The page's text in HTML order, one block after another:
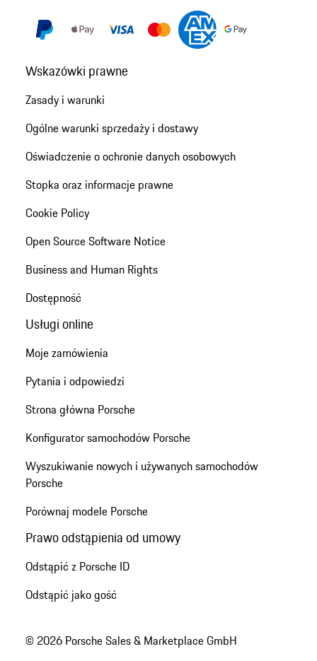
Wskazówki prawne
Zasady i warunki
Ogólne warunki sprzedaży i dostawy
Oświadczenie o ochronie danych osobowych
Stopka oraz informacje prawne
Cookie Policy
Open Source Software Notice
Business and Human Rights
Dostępność
Usługi online
Moje zamówienia
Pytania i odpowiedzi
Strona główna Porsche
Konfigurator samochodów Porsche
Wyszukiwanie nowych i używanych samochodów
Porsche
Porównaj modele Porsche
Prawo odstąpienia od umowy
Odstąpić z Porsche ID
Odstąpić jako gość
© 2026 Porsche Sales & Marketplace GmbH